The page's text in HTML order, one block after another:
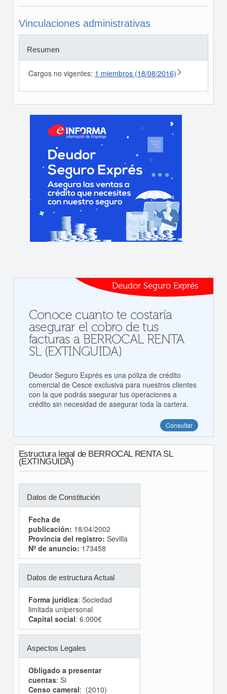
Vinculaciones administrativas
Resumen
Cargos no vigentes: 1 miembros (18/08/2016)
Deudor Seguro Exprés
Conoce cuanto te costaría
asegurar el cobro de tus
facturas a BERROCAL RENTA
SL (EXTINGUIDA)
Deudor Seguro Exprés es una póliza de crédito
comercial de Cesce exclusiva para nuestros clientes
con la que podrás asegurar tus operaciones a
crédito sin necesidad de asegurar toda la cartera.
Consultar
Estructura legal de BERROCAL RENTA SL
(EXTINGUIDA)
Datos de Constitución
Fecha de
publicación: 18/04/2002
Provincia del registro: Sevilla
Nº de anuncio: 173458
Datos de estructura Actual
Forma jurídica: Sociedad
limitada unipersonal
Capital social: 6.000€
Aspectos Legales
Obligado a presentar
cuentas: Si
Censo cameral: (2010)